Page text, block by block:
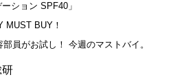
ション SPF40」
MUST BUY！
部員がお試し！ 今週のマストバイ。
研